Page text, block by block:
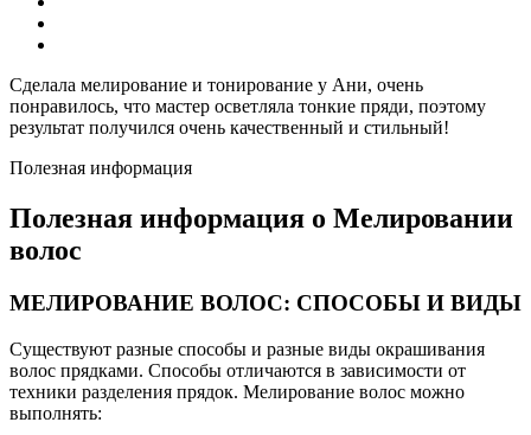
Сделала мелирование и тонирование у Ани, очень
понравилось, что мастер осветляла тонкие пряди, поэтому
результат получился очень качественный и стильный!
Полезная информация
Полезная информация о Мелировании
волос
МЕЛИРОВАНИЕ ВОЛОС: СПОСОБЫ И ВИДЫ
Существуют разные способы и разные виды окрашивания
волос прядками. Способы отличаются в зависимости от
техники разделения прядок. Мелирование волос можно
выполнять: